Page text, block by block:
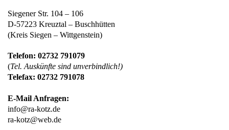
Siegener Str. 104 – 106
D-57223 Kreuztal – Buschhütten
(Kreis Siegen – Wittgenstein)
Telefon: 02732 791079
(Tel. Auskünfte sind unverbindlich!)
Telefax: 02732 791078
E-Mail Anfragen:
info@ra-kotz.de
ra-kotz@web.de